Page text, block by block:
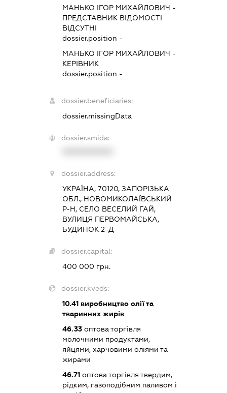
МАНЬКО ІГОР МИХАЙЛОВИЧ -
ПРЕДСТАВНИК ВІДОМОСТІ
ВІДСУТНІ
dossier.position -
МАНЬКО ІГОР МИХАЙЛОВИЧ -
КЕРІВНИК
dossier.position -
dossier.beneficiaries:
dossier.missingData
dossier.smida:
dossier.address:
УКРАЇНА, 70120, ЗАПОРІЗЬКА
ОБЛ., НОВОМИКОЛАЇВСЬКИЙ
Р-Н, СЕЛО ВЕСЕЛИЙ ГАЙ,
ВУЛИЦЯ ПЕРВОМАЙСЬКА,
БУДИНОК 2-Д
dossier.capital:
400 000 грн.
dossier.kveds:
10.41виробництво олії та
тваринних жирів
46.33оптова торгівля
молочними продуктами,
яйцями, харчовими оліями та
жирами
46.71оптова торгівля твердим,
рідким, газоподібним паливом і